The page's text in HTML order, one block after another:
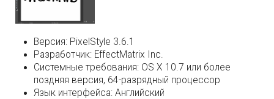
Версия: PixelStyle 3.6.1
Разработчик: EffectMatrix Inc.
Системные требования: OS X 10.7 или более
поздняя версия, 64-разрядный процессор
Язык интерфейса: Английский